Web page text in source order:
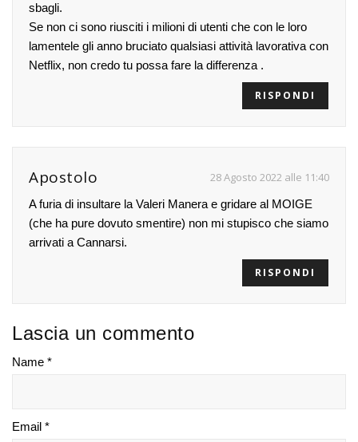
sbagli.
Se non ci sono riusciti i milioni di utenti che con le loro
lamentele gli anno bruciato qualsiasi attività lavorativa con
Netflix, non credo tu possa fare la differenza .
RISPONDI
Apostolo 28 Agosto 2022 alle 11:40
A furia di insultare la Valeri Manera e gridare al MOIGE
(che ha pure dovuto smentire) non mi stupisco che siamo
arrivati a Cannarsi.
RISPONDI
Lascia un commento
Name *
Email *